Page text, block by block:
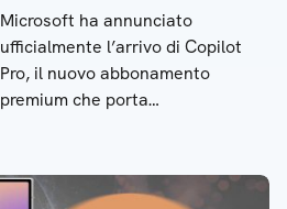
Microsoft ha annunciato
ufficialmente l’arrivo di Copilot
Pro, il nuovo abbonamento
premium che porta